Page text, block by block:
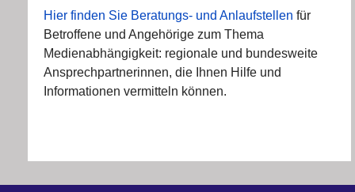
Hier finden Sie Beratungs- und Anlaufstellen für
Betroffene und Angehörige zum Thema
Medienabhängigkeit: regionale und bundesweite
Ansprechpartnerinnen, die Ihnen Hilfe und
Informationen vermitteln können.